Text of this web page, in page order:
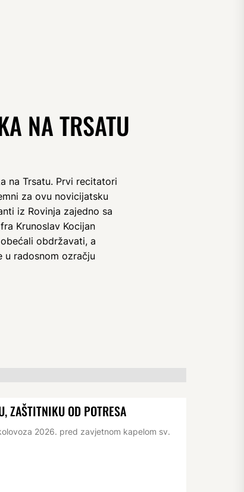
NA TRSATU
na Trsatu. Prvi recitatori
za ovu novicijatsku
iz Rovinja zajedno sa
Krunoslav Kocijan
obdržavati, a
u radosnom ozračju
ZAŠTITNIKU OD POTRESA
2026. pred zavjetnom kapelom sv.